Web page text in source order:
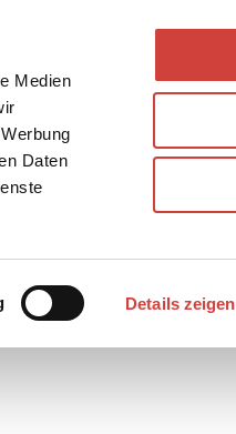
Medien
Daten
Details zeigen